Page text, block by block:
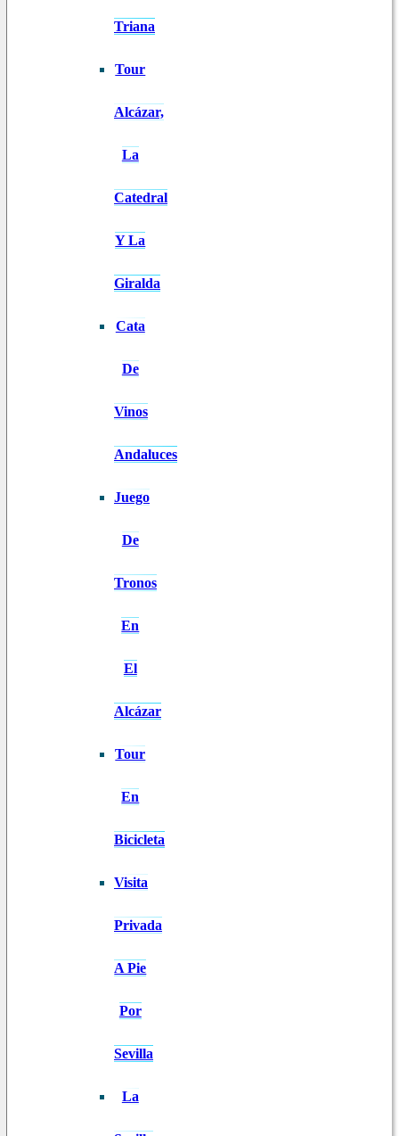
Triana
Tour
Alcázar,
La
Catedral
Y La
Giralda
Cata
De
Vinos
Andaluces
Juego
De
Tronos
En
El
Alcázar
Tour
En
Bicicleta
Visita
Privada
A Pie
Por
Sevilla
La